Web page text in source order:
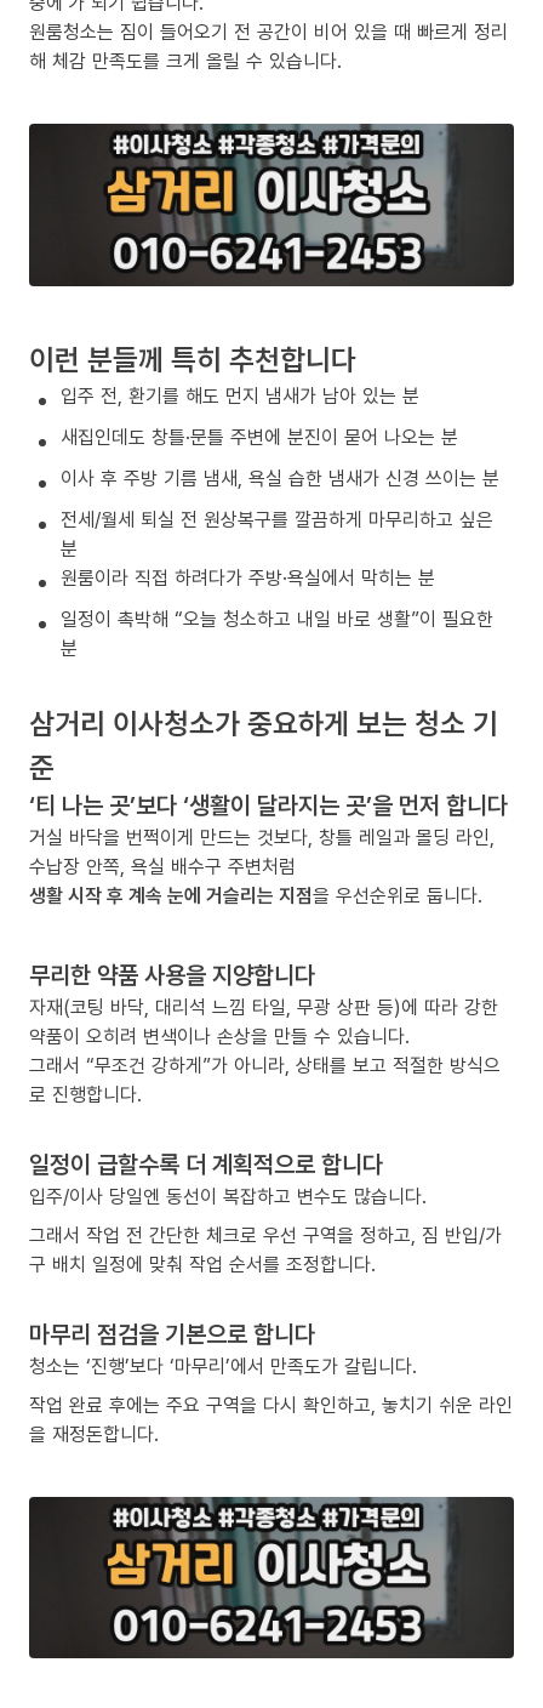
원룸청소는 짐이 들어오기 전 공간이 비어 있을 때 빠르게 정리
해 체감 만족도를 크게 올릴 수 있습니다.
이런 분들께 특히 추천합니다
입주 전, 환기를 해도 먼지 냄새가 남아 있는 분
새집인데도 창틀·문틀 주변에 분진이 묻어 나오는 분
이사 후 주방 기름 냄새, 욕실 습한 냄새가 신경 쓰이는 분
전세/월세 퇴실 전 원상복구를 깔끔하게 마무리하고 싶은
분
원룸이라 직접 하려다가 주방·욕실에서 막히는 분
일정이 촉박해 “오늘 청소하고 내일 바로 생활”이 필요한
분
삼거리 이사청소가 중요하게 보는 청소 기
준
‘티 나는 곳’보다 ‘생활이 달라지는 곳’을 먼저 합니다
거실 바닥을 번쩍이게 만드는 것보다, 창틀 레일과 몰딩 라인,
수납장 안쪽, 욕실 배수구 주변처럼
생활 시작 후 계속 눈에 거슬리는 지점을 우선순위로 둡니다.
무리한 약품 사용을 지양합니다
자재(코팅 바닥, 대리석 느낌 타일, 무광 상판 등)에 따라 강한
약품이 오히려 변색이나 손상을 만들 수 있습니다.
그래서 “무조건 강하게”가 아니라, 상태를 보고 적절한 방식으
로 진행합니다.
일정이 급할수록 더 계획적으로 합니다
입주/이사 당일엔 동선이 복잡하고 변수도 많습니다.
그래서 작업 전 간단한 체크로 우선 구역을 정하고, 짐 반입/가
구 배치 일정에 맞춰 작업 순서를 조정합니다.
마무리 점검을 기본으로 합니다
청소는 ‘진행’보다 ‘마무리’에서 만족도가 갈립니다.
작업 완료 후에는 주요 구역을 다시 확인하고, 놓치기 쉬운 라인
을 재정돈합니다.